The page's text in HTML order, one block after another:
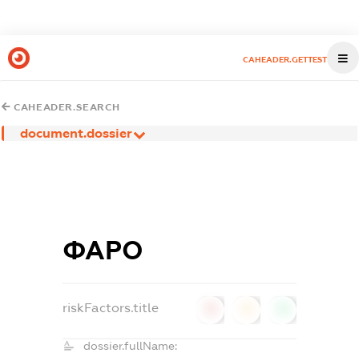
CAHEADER.GETTEST
CAHEADER.SEARCH
document.dossier
ФАРО
riskFactors.title
dossier.fullName: